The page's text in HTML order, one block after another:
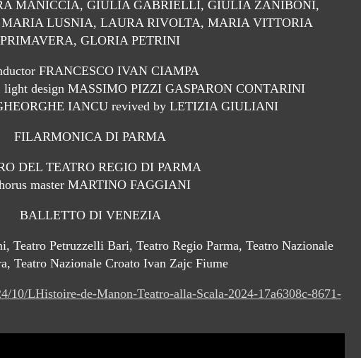
MANICCIA, GIULIA GABRIELLI, GIULIA ZANIBONI,
MARIA LUSNIA, LAURA RIVOLTA, MARIA VITTORIA
PRIMAVERA, GLORIA PETRINI
FRANCESCO IVAN CIAMPA
light design MASSIMO PIZZI GASPARON CONTARINI
IANCU revived by LETIZIA GIULIANI
FILARMONICA DI PARMA
DEL TEATRO REGIO DI PARMA
master MARTINO FAGGIANI
BALLETTO DI VENEZIA
Teatro Petruzzelli Bari, Teatro Regio Parma, Teatro Nazionale
Teatro Nazionale Croato Ivan Zajc Fiume
10/LHistoire-de-Manon-Teatro-alla-Scala-2024-17a6308c-8671-